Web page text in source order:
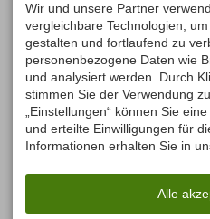
Wir und unsere Partner
vergleichbare Technologien,
gestalten und fortlaufend zu
personenbezogene Daten wie
und analysiert werden. Durch
stimmen Sie der Verwendung
„Einstellungen“ können Sie
und erteilte Einwilligungen für
Informationen erhalten Sie in
Alle